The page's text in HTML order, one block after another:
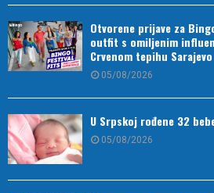
Otvorene prijave za
outfit s omiljenim
Crvenom tepihu
05/08/2026
U Srpskoj rođene 32
05/08/2026